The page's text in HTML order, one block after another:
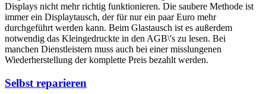
Displays nicht mehr richtig funktionieren. Die saubere Methode ist
immer ein Displaytausch, der für nur ein paar Euro mehr
durchgeführt werden kann. Beim Glastausch ist es außerdem
notwendig das Kleingedruckte in den AGB\'s zu lesen. Bei
manchen Dienstleistern muss auch bei einer misslungenen
Wiederherstellung der komplette Preis bezahlt werden.
Selbst reparieren